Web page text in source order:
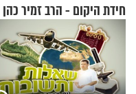
חידת היקום - הרב זמיר כהן